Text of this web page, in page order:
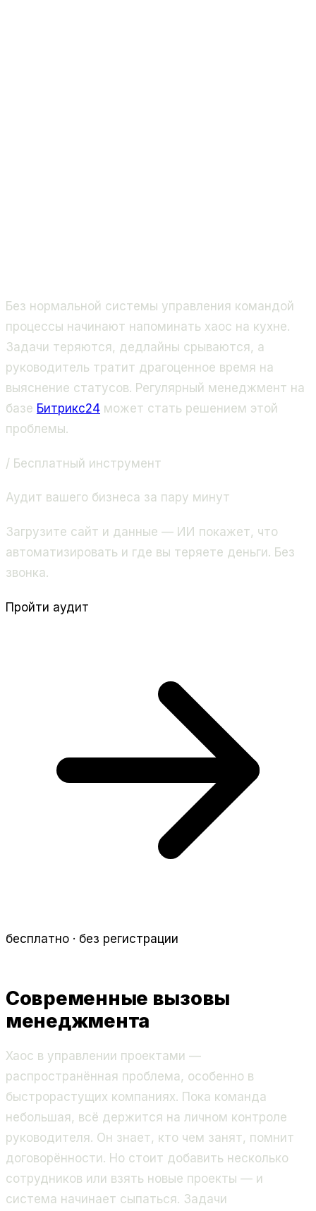
Без нормальной системы управления командой
процессы начинают напоминать хаос на кухне.
Задачи теряются, дедлайны срываются, а
руководитель тратит драгоценное время на
выяснение статусов. Регулярный менеджмент на
базе Битрикс24 может стать решением этой
проблемы.
/ Бесплатный инструмент
Аудит вашего бизнеса за пару минут
Загрузите сайт и данные — ИИ покажет, что
автоматизировать и где вы теряете деньги. Без
звонка.
Пройти аудит
бесплатно · без регистрации
Современные вызовы
менеджмента
Хаос в управлении проектами —
распространённая проблема, особенно в
быстрорастущих компаниях. Пока команда
небольшая, всё держится на личном контроле
руководителя. Он знает, кто чем занят, помнит
договорённости. Но стоит добавить несколько
сотрудников или взять новые проекты — и
система начинает сыпаться. Задачи